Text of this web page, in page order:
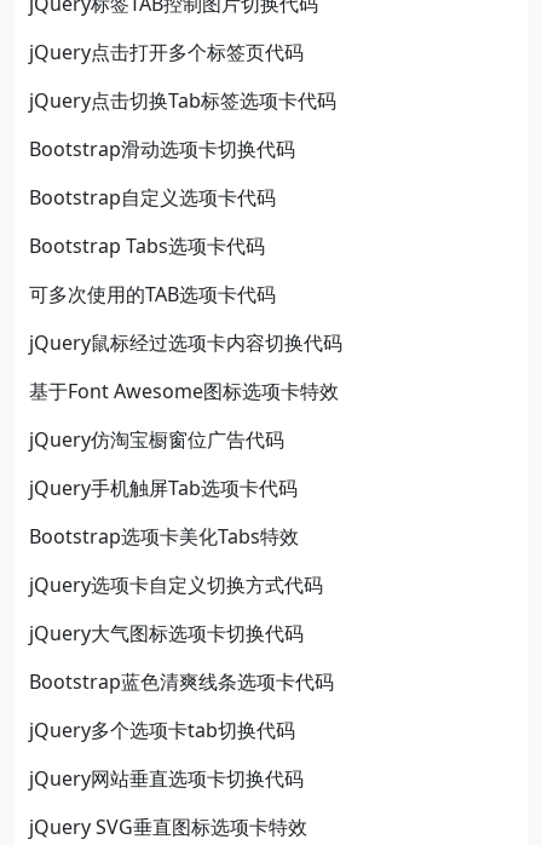
jQuery点击打开多个标签页代码
jQuery点击切换Tab标签选项卡代码
Bootstrap滑动选项卡切换代码
Bootstrap自定义选项卡代码
Bootstrap Tabs选项卡代码
可多次使用的TAB选项卡代码
jQuery鼠标经过选项卡内容切换代码
基于Font Awesome图标选项卡特效
jQuery仿淘宝橱窗位广告代码
jQuery手机触屏Tab选项卡代码
Bootstrap选项卡美化Tabs特效
jQuery选项卡自定义切换方式代码
jQuery大气图标选项卡切换代码
Bootstrap蓝色清爽线条选项卡代码
jQuery多个选项卡tab切换代码
jQuery网站垂直选项卡切换代码
jQuery SVG垂直图标选项卡特效